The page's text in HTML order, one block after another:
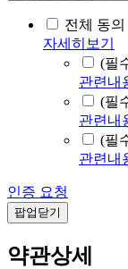
전체 동의
자세히보기
(필
관련내
(필
관련내
(필
관련내
인증 요청
팝업닫기
약관상세